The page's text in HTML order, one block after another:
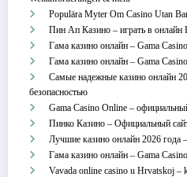
Populära Myter Om Casino Utan
Пин Ап Казино – играть в онлайн
Гама казино онлайн – Gama
Гама казино онлайн – Gama
Самые надежные казино онлайн
безопасностью
Gama Casino Online –
Пинко Казино – Официальный
Лучшие казино онлайн 2026 года
Гама казино онлайн – Gama
Vavada online casino u Hrvatskoj –